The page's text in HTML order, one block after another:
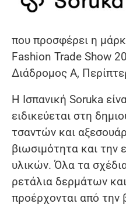
που προσφέρει η
Fashion Trade Show
Διάδρομος A,
Η Ισπανική Soruka
ειδικεύεται στη
τσαντών και
βιωσιμότητα και την
υλικών. Όλα τα
ρετάλια δερμάτων
προέρχονται από την